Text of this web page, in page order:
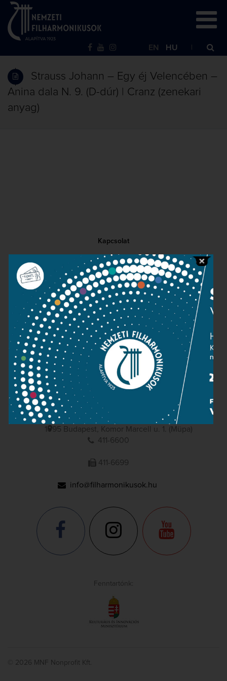
EN HU
Strauss Johann – Egy éj Velencében –
Anina dala N. 9. (D-dúr) | Cranz (zenekari
anyag)
Kapcsolat
Közérdekű adatok
Sajtószoba
Adatvédelem
Impresszum
NEMZETI
FILHARMONIKUSOK
1095 Budapest, Komor Marcell u. 1. (Müpa)
411-6600
411-6699
info@filharmonikusok.hu
Fenntartónk:
© 2026 MNF Nonprofit Kft.